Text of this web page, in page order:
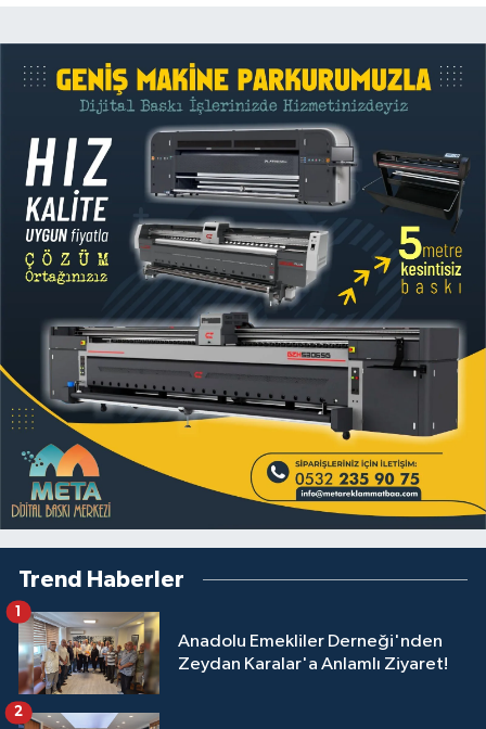
Trend Haberler
Anadolu Emekliler Derneği'nden
Zeydan Karalar'a Anlamlı Ziyaret!
1
2